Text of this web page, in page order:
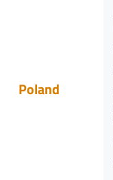
Poland